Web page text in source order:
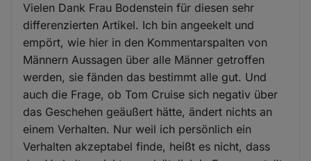
Vielen Dank Frau Bodenstein für diesen sehr
differenzierten Artikel. Ich bin angeekelt und
empört, wie hier in den Kommentarspalten von
Männern Aussagen über alle Männer getroffen
werden, sie fänden das bestimmt alle gut. Und
auch die Frage, ob Tom Cruise sich negativ über
das Geschehen geäußert hätte, ändert nichts an
einem Verhalten. Nur weil ich persönlich ein
Verhalten akzeptabel finde, heißt es nicht, dass